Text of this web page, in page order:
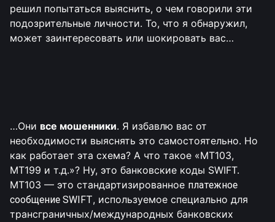
решил попытаться выяснить, о чем говорили эти
подозрительные личности. То, что я обнаружил,
может заинтересовать или шокировать вас…
…Они все мошенники. Я избавлю вас от
необходимости выяснять это самостоятельно. Но
как работает эта схема? А что такое «МТ103,
МТ199 и т.д.»? Ну, это банковские коды SWIFT.
MT103 — это стандартизированное платежное
сообщение SWIFT, используемое специально для
трансграничных/международных банковских